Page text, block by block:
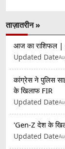
ताज़ातरीन »
आज का राशिफल |
Updated Date
कांग्रेस ने पुलिस
के खिलाफ FIR
Updated Date
'Gen-Z देश के
Updated Date